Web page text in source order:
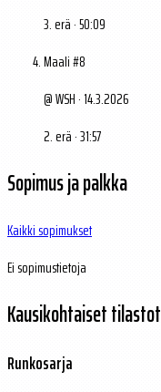
3. erä · 50:09
Maali #8
@ WSH · 14.3.2026
2. erä · 31:57
Sopimus ja palkka
Kaikki sopimukset
Ei sopimustietoja
Kausikohtaiset tilastot
Runkosarja